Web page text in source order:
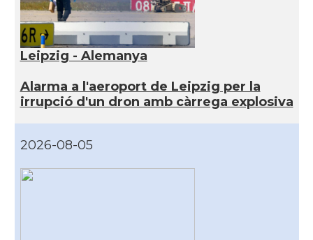
Leipzig - Alemanya
Alarma a l'aeroport de Leipzig per la
irrupció d'un dron amb càrrega explosiva
2026-08-05